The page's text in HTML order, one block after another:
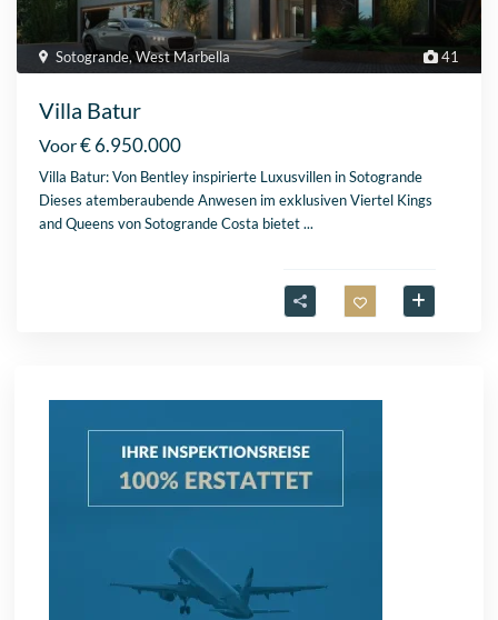
41
Sotogrande,West Marbella
Villa Batur
Voor€ 6.950.000
Villa Batur: Von Bentley inspirierte Luxusvillen in Sotogrande
Dieses atemberaubende Anwesen im exklusiven Viertel Kings
and Queens von Sotogrande Costa bietet...